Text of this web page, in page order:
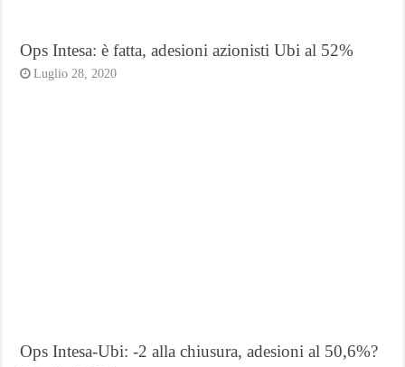
Ops Intesa: è fatta, adesioni azionisti Ubi al 52%
Luglio 28, 2020
Ops Intesa-Ubi: -2 alla chiusura, adesioni al 50,6%?